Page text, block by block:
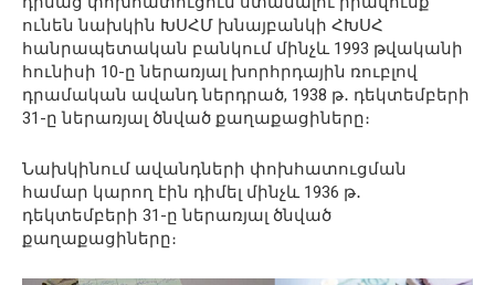
ունեն նախկին ԽՍՀՄ խնայբանկի ՀԽՍՀ
հանրապետական բանկում մինչև 1993 թվականի
հունիսի 10-ը ներառյալ խորհրդային ռուբլով
դրամական ավանդ ներդրած, 1938 թ․ դեկտեմբերի
31-ը ներառյալ ծնված քաղաքացիները։
Նախկինում ավանդների փոխհատուցման
համար կարող էին դիմել մինչև 1936 թ․
դեկտեմբերի 31-ը ներառյալ ծնված
քաղաքացիները։